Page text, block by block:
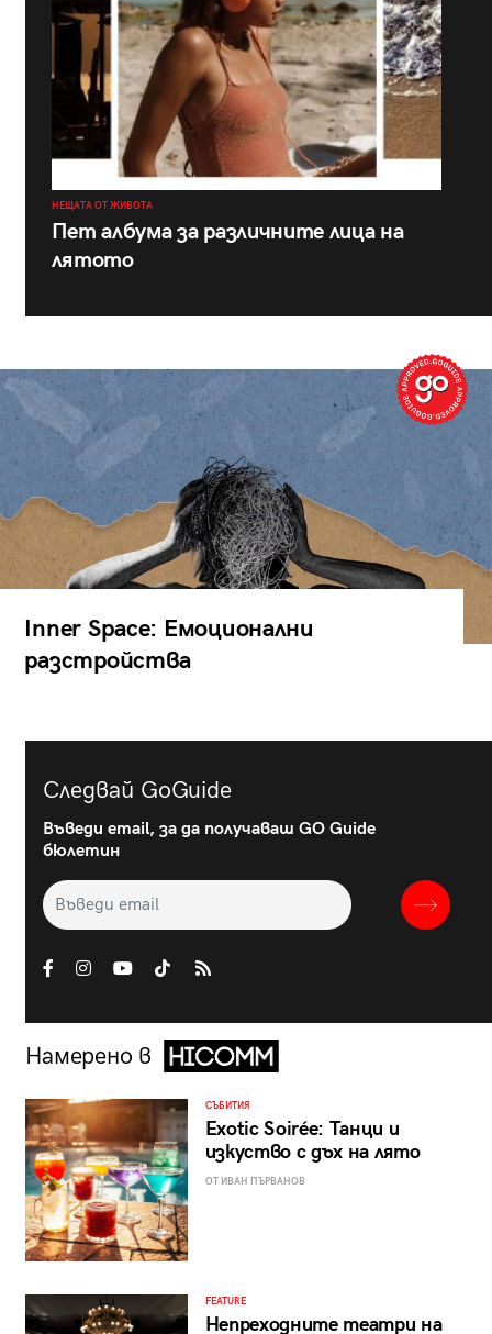
НЕЩАТА ОТ ЖИВОТА
Пет албума за различните лица на
лятото
Inner Space: Емоционални
разстройства
Следвай GoGuide
Въведи email, за да получаваш GO Guide
бюлетин
Намерено в
СЪБИТИЯ
Exotic Soirée: Танци и
изкуство с дъх на лято
ОТ ИВАН ПЪРВАНОВ
FEATURE
Непреходните театри на